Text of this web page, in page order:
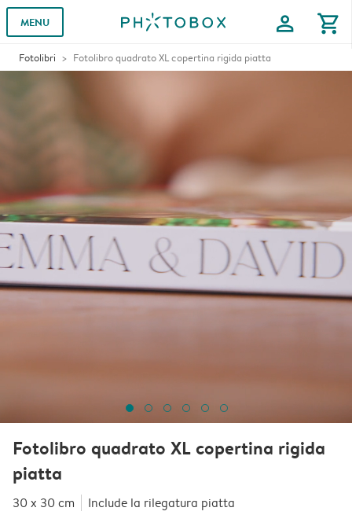
MENU profile shopping_cart
Fotolibri Fotolibro quadrato XL copertina rigida piatta
Fotolibro quadrato XL copertina rigida
piatta
30 x 30 cm Include la rilegatura piatta